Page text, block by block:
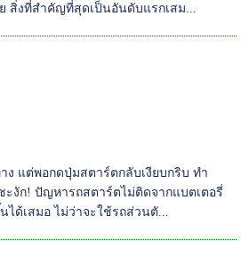
สิ่งที่สำคัญที่สุดเป็นอันดับแรกเสม...
ง แต่พอกดปุ่มสตาร์ตกลับเงียบกริบ ทำ
ะงัก! ปัญหารถสตาร์ตไม่ติดจากแบตเตอรี่
ได้เสมอ ไม่ว่าจะใช้รถส่วนตั...